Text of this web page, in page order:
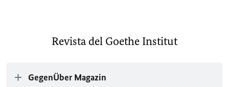
Revista del Goethe Institut
GegenÜber Magazin